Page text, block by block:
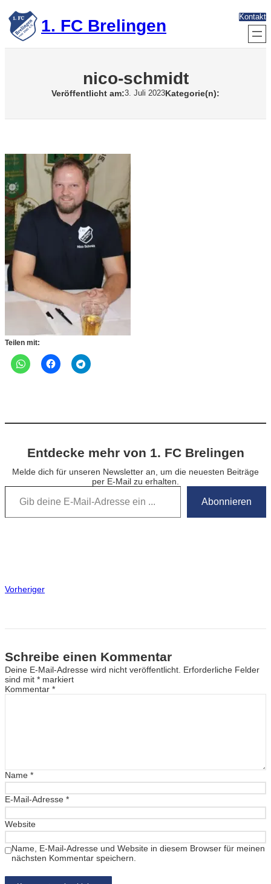
Zum
Inhalt
springen 1. FC Brelingen Kontakt
nico-schmidt
Veröffentlicht am:3. Juli 2023Kategorie(n):
Teilen mit:
Entdecke mehr von 1. FC Brelingen
Melde dich für unseren Newsletter an, um die neuesten Beiträge
per E-Mail zu erhalten.
Gib deine E-Mail-Adresse ein …
Abonnieren
Vorheriger
Schreibe einen Kommentar
Deine E-Mail-Adresse wird nicht veröffentlicht. Erforderliche Felder
sind mit * markiert
Kommentar *
Name *
E-Mail-Adresse *
Website
Name, E-Mail-Adresse und Website in diesem Browser für meinen
nächsten Kommentar speichern.